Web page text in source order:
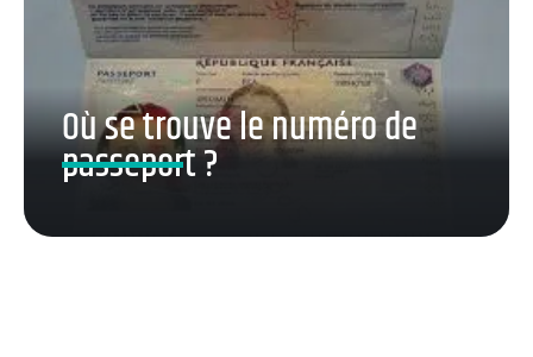
Où se trouve le numéro de
passeport ?